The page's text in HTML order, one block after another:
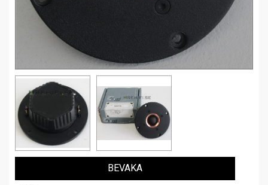
BEVAKA